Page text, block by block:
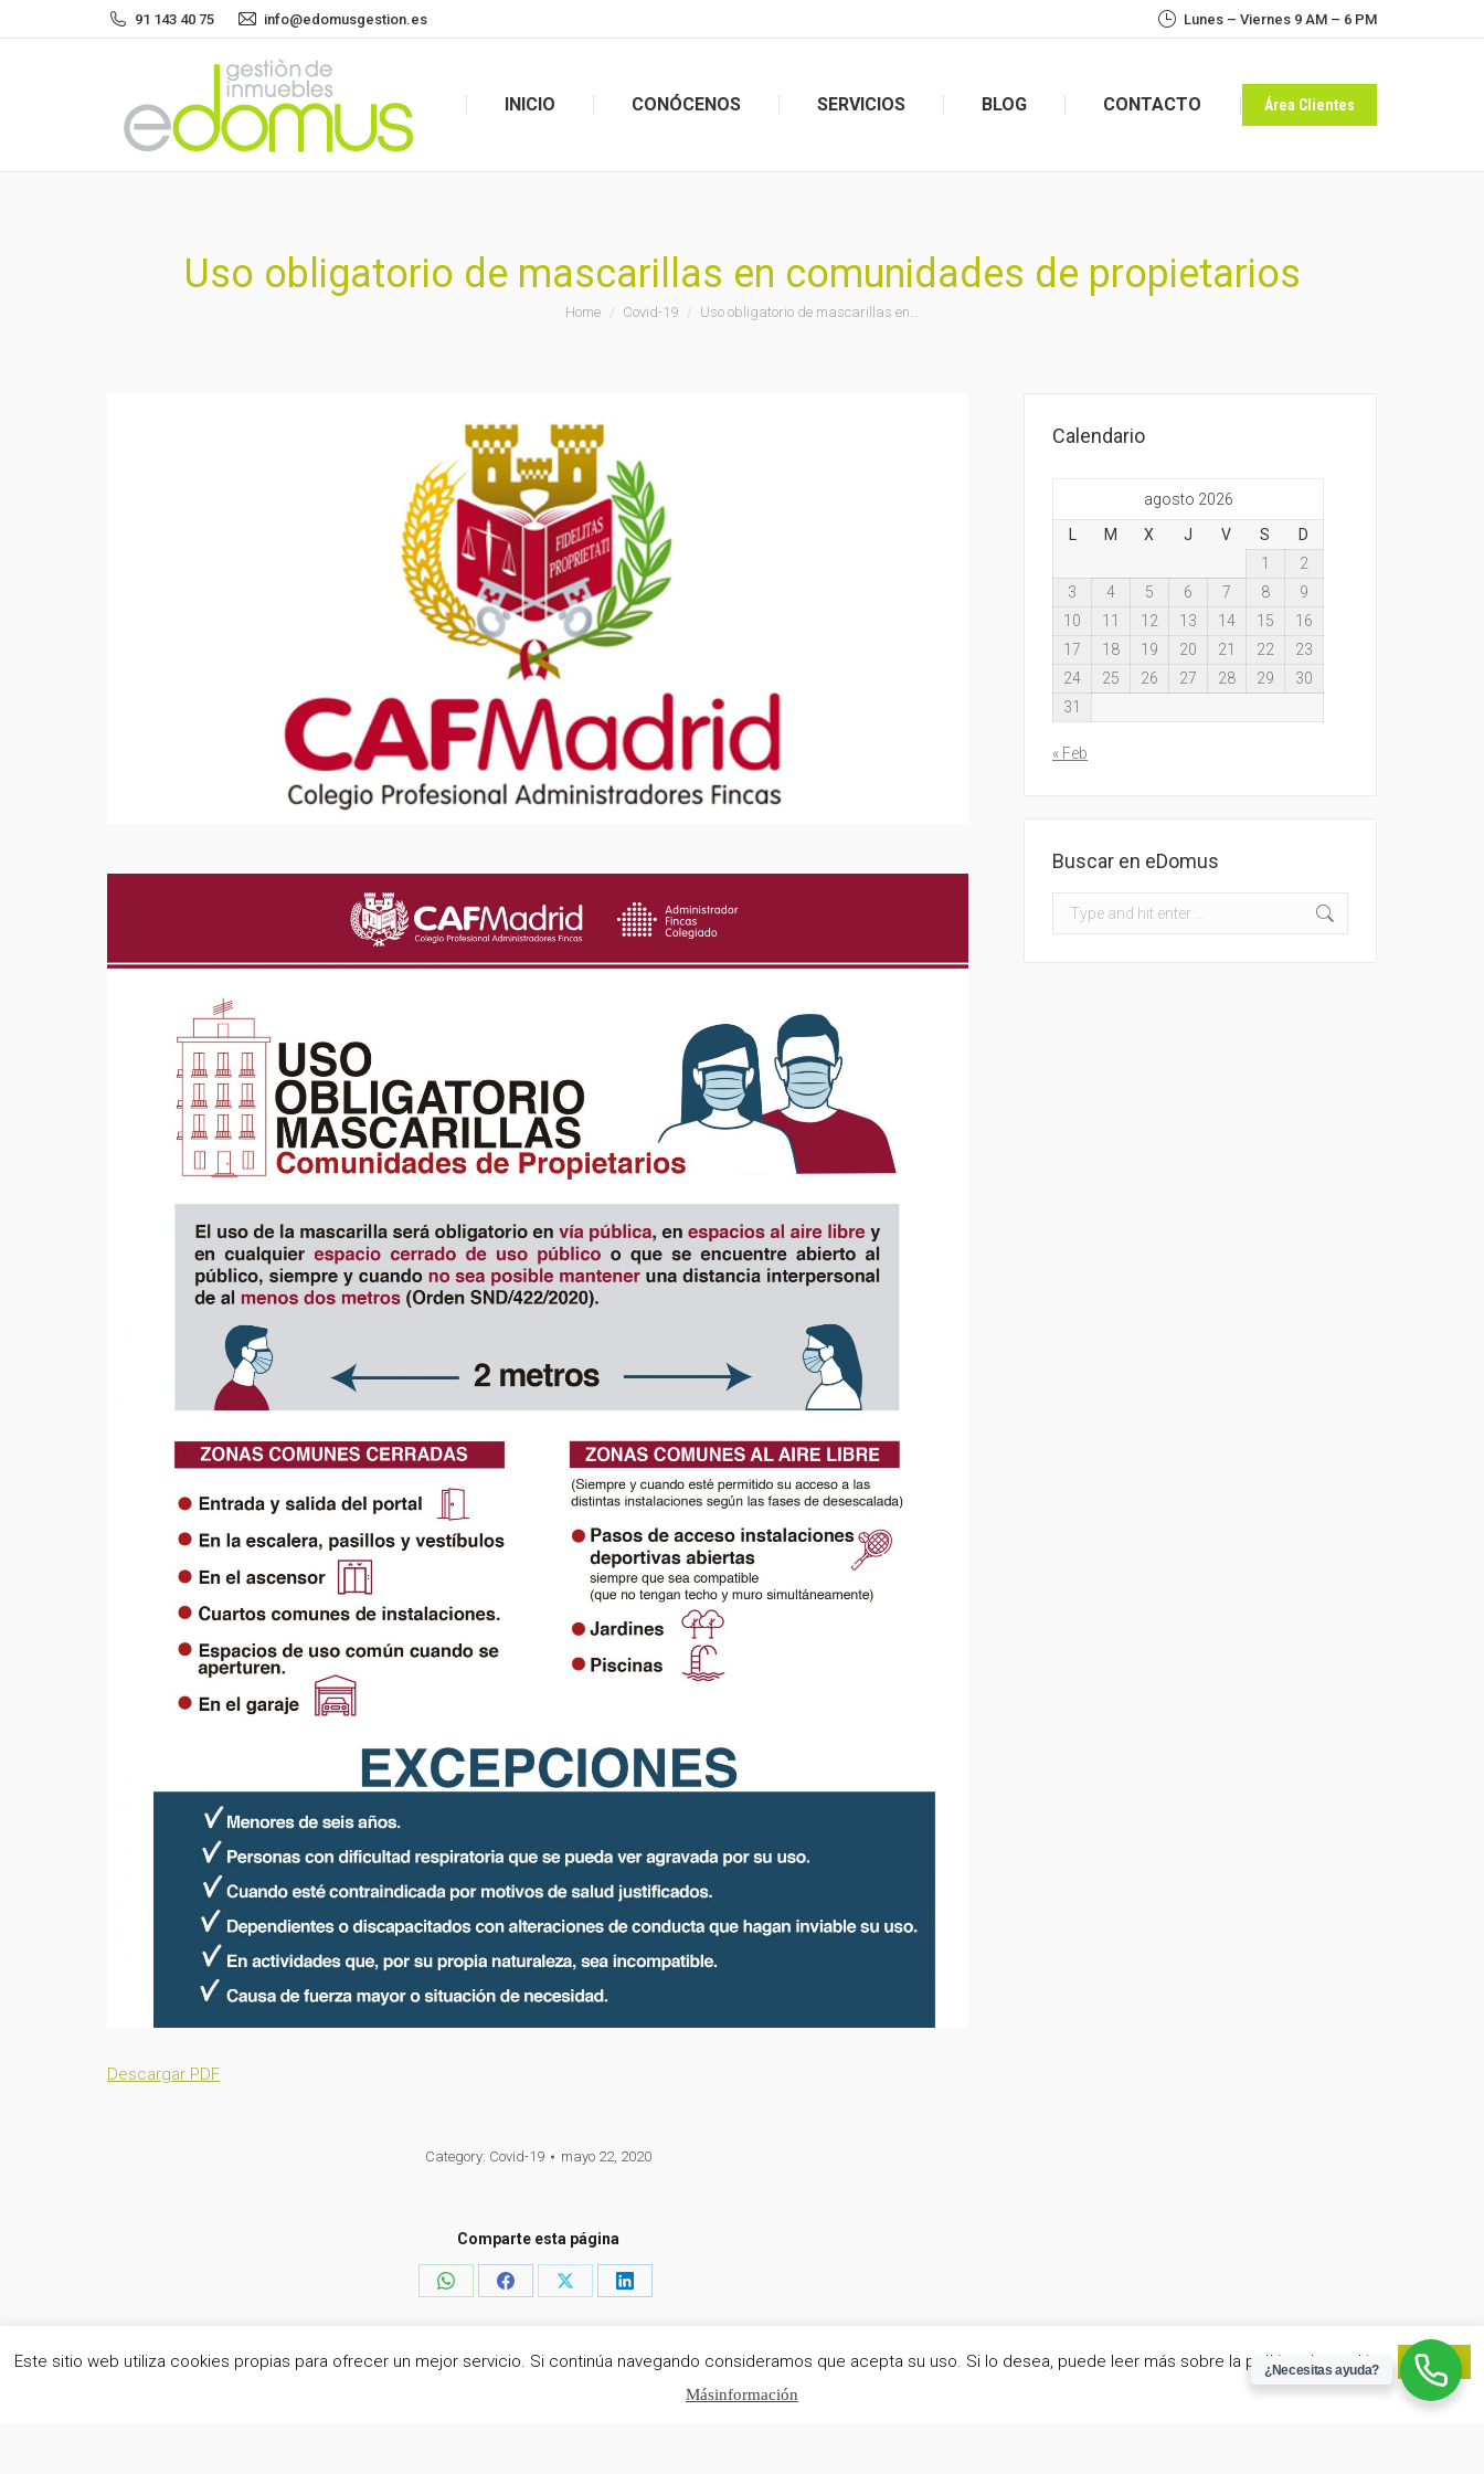
91 143 40 75 info@edomusgestion.es Lunes – Viernes 9 AM – 6 PM
INICIO CONÓCENOS SERVICIOS BLOG CONTACTO Área Clientes
Uso obligatorio de mascarillas en comunidades de propietarios
You are here:
Home Covid-19 Uso obligatorio de mascarillas en…
Descargar PDF
Category: Covid-19 mayo 22, 2020
Comparte esta página
Share
WhatsApp
Share
Facebook
Share
X
Share
LinkedIn
Calendario
agosto 2026
M X J V S
D
1
2
3
4 5 6 7 8
9
10
11 12 13 14 15
16
17
18 19 20 21 22
23
24
25 26 27 28 29
30
31
« Feb
Buscar en eDomus
Search:
www.edomusgestion.es
Este sitio web utiliza cookies propias para ofrecer un mejor servicio. Si continúa navegando consideramos que acepta su uso. Si lo desea, puede leer más sobre la política de cookies. Aceptar
Más información
¿Necesitas ayuda?